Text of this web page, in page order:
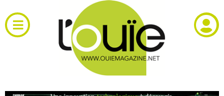
au
contenu
Toggle
Navigation